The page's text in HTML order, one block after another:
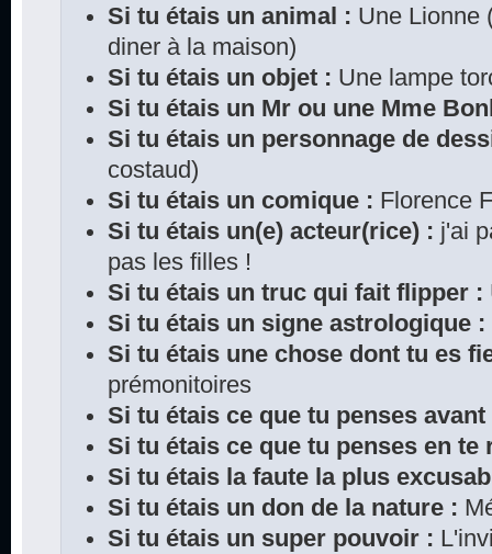
Si tu étais un animal : Une Lionne
diner à la maison)
Si tu étais un objet : Une lampe
Si tu étais un Mr ou une Mme
Si tu étais un personnage de
costaud)
Si tu étais un comique : Florence
Si tu étais un(e) acteur(rice) : j'ai
pas les filles !
Si tu étais un truc qui fait flipper :
Si tu étais un signe astrologique :
Si tu étais une chose dont tu es
prémonitoires
Si tu étais ce que tu penses
Si tu étais ce que tu penses en te
Si tu étais la faute la plus
Si tu étais un don de la nature :
Si tu étais un super pouvoir :